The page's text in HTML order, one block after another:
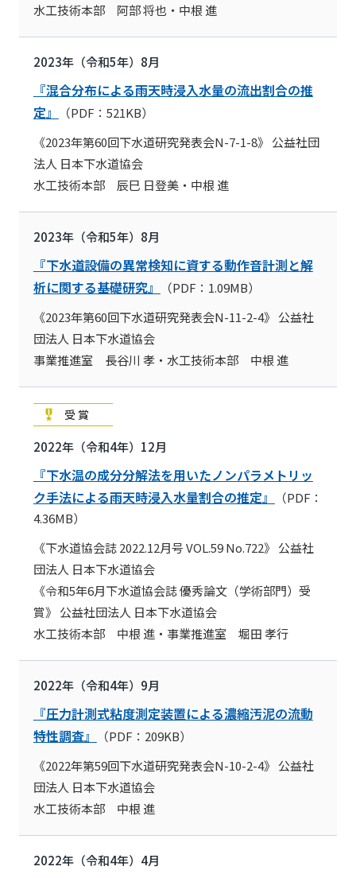
水工技術本部 阿部 将也・中根 進
2023年（令和5年）8月
『混合分布による雨天時浸入水量の流出割合の推
定』
（PDF：521KB）
《2023年第60回下水道研究発表会N-7-1-8》 公益社団
法人 日本下水道協会
水工技術本部 辰巳 日登美・中根 進
2023年（令和5年）8月
『下水道設備の異常検知に資する動作音計測と解
析に関する基礎研究』
（PDF：1.09MB）
《2023年第60回下水道研究発表会N-11-2-4》 公益社
団法人 日本下水道協会
事業推進室 長谷川 孝・水工技術本部 中根 進
受賞
2022年（令和4年）12月
『下水温の成分分解法を用いたノンパラメトリッ
ク手法による雨天時浸入水量割合の推定』
（PDF：
4.36MB）
《下水道協会誌 2022.12月号 VOL.59 No.722》 公益社
団法人 日本下水道協会
《令和5年6月下水道協会誌 優秀論文（学術部門）受
賞》 公益社団法人 日本下水道協会
水工技術本部 中根 進・事業推進室 堀田 孝行
2022年（令和4年）9月
『圧力計測式粘度測定装置による濃縮汚泥の流動
特性調査』
（PDF：209KB）
《2022年第59回下水道研究発表会N-10-2-4》 公益社
団法人 日本下水道協会
水工技術本部 中根 進
2022年（令和4年）4月